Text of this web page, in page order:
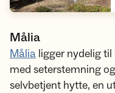
Målia
Målia ligger nydelig
med seterstemning
selvbetjent hytte, en